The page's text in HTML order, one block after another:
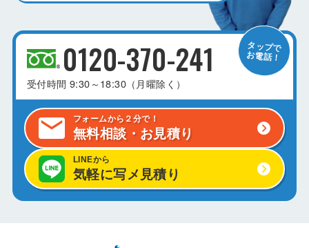
0120-370-241
受付時間 9:30～18:30（月曜除く）
フォームから２分で！
無料相談・お見積り
LINEから
気軽に写メ見積り